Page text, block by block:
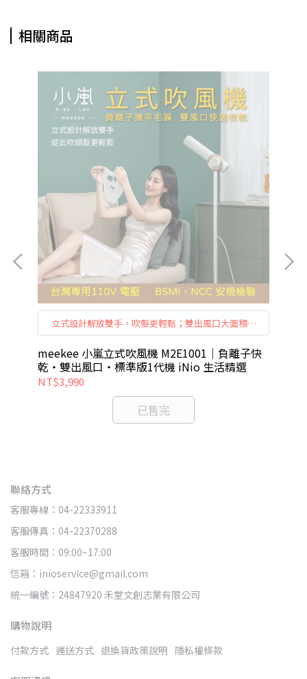
相關商品
立式設計解放雙手，吹髮更輕鬆；雙出風口大面積快
乾，長髮也能快速吹整；五段溫度 × 三段風速，自
由切換更好用；負離子護髮減少毛躁，打造柔順光澤
感。
meekee 小嵐立式吹風機 M2E1001｜負離子快
乾・雙出風口・標準版1代機 iNio 生活精選
NT$3,990
已售完
聯絡方式
客服專線：04-22333911
客服傳真：04-22370288
客服時間：09:00~17:00
信箱：inioservice@gmail.com
統一編號：24847920 禾堂文創志業有限公司
購物說明
付款方式 運送方式 退換貨政策說明 隱私權條款